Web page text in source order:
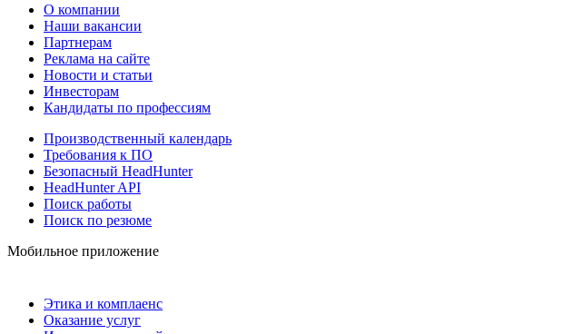
О компании
Наши вакансии
Партнерам
Реклама на сайте
Новости и статьи
Инвесторам
Кандидаты по профессиям
Производственный календарь
Требования к ПО
Безопасный HeadHunter
HeadHunter API
Поиск работы
Поиск по резюме
Мобильное приложение
Этика и комплаенс
Оказание услуг